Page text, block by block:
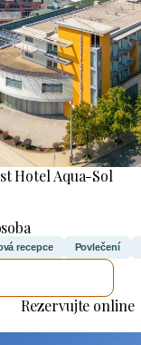
Hotel Aqua-Sol
recepce Povlečení
Rezervujte online